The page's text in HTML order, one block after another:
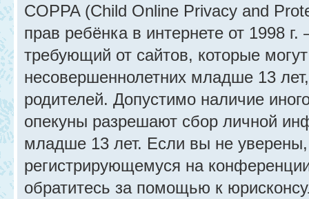
COPPA (Child Online Privacy and
прав ребёнка в интернете от 1998
требующий от сайтов, которые
несовершеннолетних младше 13
родителей. Допустимо наличие
опекуны разрешают сбор личной
младше 13 лет. Если вы не
регистрирующемуся на
обратитесь за помощью к